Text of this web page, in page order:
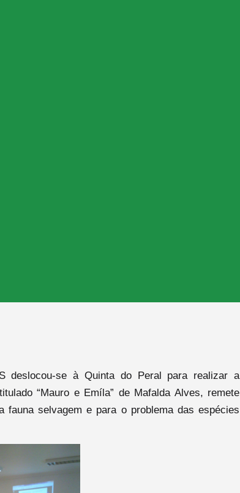
deslocou-se à Quinta do Peral para realizar a
“Mauro e Emíla” de Mafalda Alves, remete
fauna selvagem e para o problema das espécies